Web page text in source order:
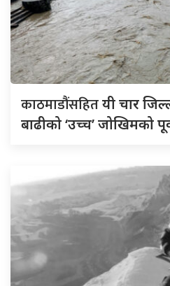
काठमाडौंसहितयी चार
बाढीको ‘उच्च’ जोखिमको